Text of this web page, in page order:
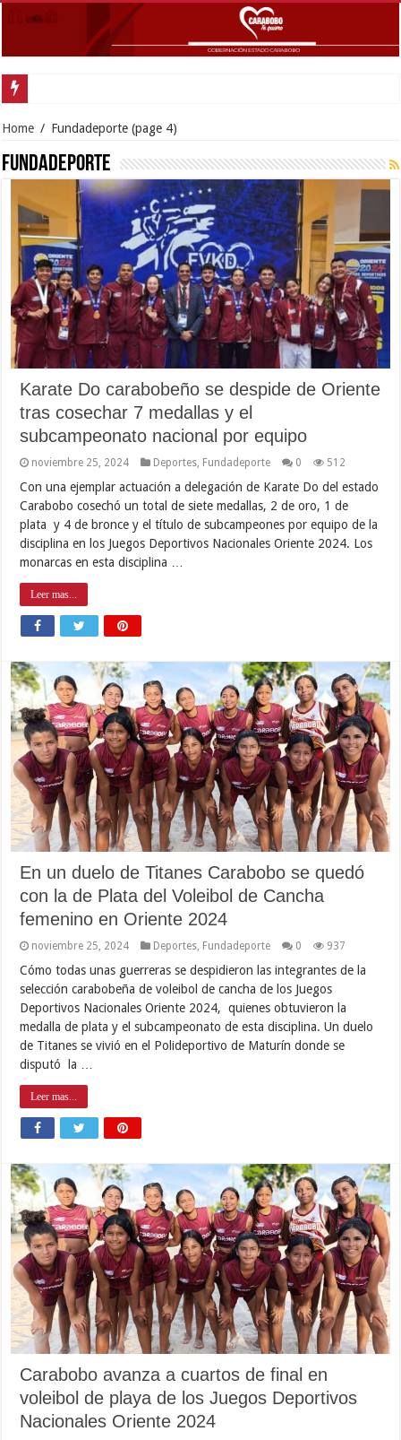
Home / Fundadeporte (page 4)
Fundadeporte
Karate Do carabobeño se despide de Oriente
tras cosechar 7 medallas y el
subcampeonato nacional por equipo
noviembre 25, 2024 Deportes, Fundadeporte 0 512
Con una ejemplar actuación a delegación de Karate Do del estado
Carabobo cosechó un total de siete medallas, 2 de oro, 1 de
plata y 4 de bronce y el título de subcampeones por equipo de la
disciplina en los Juegos Deportivos Nacionales Oriente 2024. Los
monarcas en esta disciplina …
Leer mas...
En un duelo de Titanes Carabobo se quedó
con la de Plata del Voleibol de Cancha
femenino en Oriente 2024
noviembre 25, 2024 Deportes, Fundadeporte 0 937
Cómo todas unas guerreras se despidieron las integrantes de la
selección carabobeña de voleibol de cancha de los Juegos
Deportivos Nacionales Oriente 2024, quienes obtuvieron la
medalla de plata y el subcampeonato de esta disciplina. Un duelo
de Titanes se vivió en el Polideportivo de Maturín donde se
disputó la …
Leer mas...
Carabobo avanza a cuartos de final en
voleibol de playa de los Juegos Deportivos
Nacionales Oriente 2024